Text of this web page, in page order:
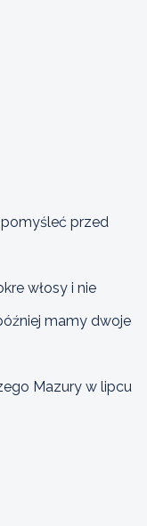
przed
włosy i nie
mamy dwoje
Mazury w lipcu